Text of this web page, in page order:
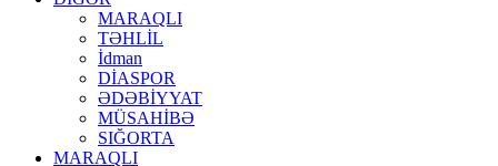
MARAQLI
TƏHLİL
İdman
DİASPOR
ƏDƏBİYYAT
MÜSAHİBƏ
SIĞORTA
MARAQLI